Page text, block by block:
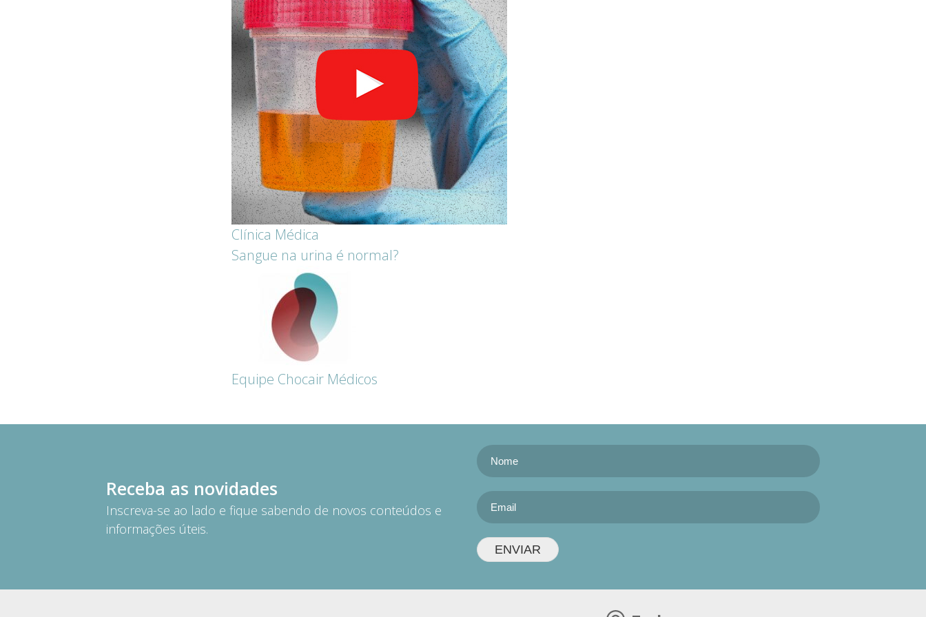
Clínica Médica
Sangue na urina é normal?
Equipe Chocair Médicos
Receba as novidades
Inscreva-se ao lado e fique sabendo de novos conteúdos e
informações úteis.
ENVIAR